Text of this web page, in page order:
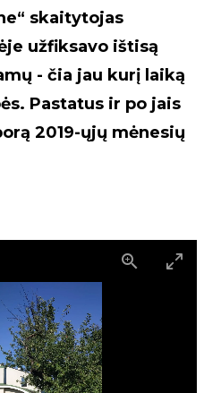
skaitytojas
užfiksavo ištisą
- čia jau kurį laiką
Pastatus ir po jais
2019-ųjų mėnesių